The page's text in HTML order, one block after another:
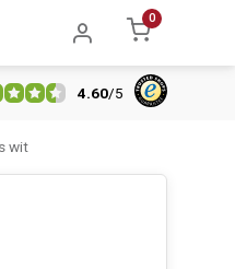
0
vanaf € 150 5% extra
4.60/5
wit